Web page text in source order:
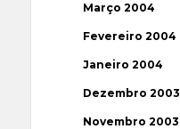
Março 2004
Fevereiro 2004
Janeiro 2004
Dezembro 2003
Novembro 2003